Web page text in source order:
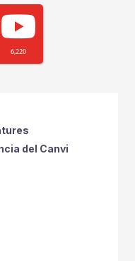
6,220
del Canvi